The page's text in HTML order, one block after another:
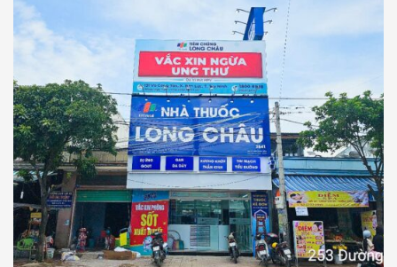
NHÀ THUỐC LONG CHÂU